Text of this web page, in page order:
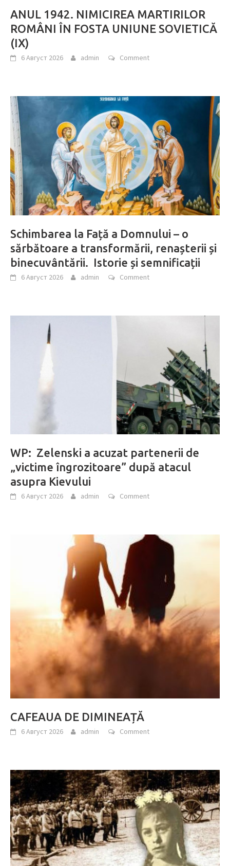
ANUL 1942. NIMICIREA MARTIRILOR
ROMÂNI ÎN FOSTA UNIUNE SOVIETICĂ
(IX)
6 Август 2026 admin Comment
Schimbarea la Față a Domnului – o
sărbătoare a transformării, renașterii și
binecuvântării. Istorie și semnificații
6 Август 2026 admin Comment
WP: Zelenski a acuzat partenerii de
„victime îngrozitoare” după atacul
asupra Kievului
6 Август 2026 admin Comment
CAFEAUA DE DIMINEAȚĂ
6 Август 2026 admin Comment